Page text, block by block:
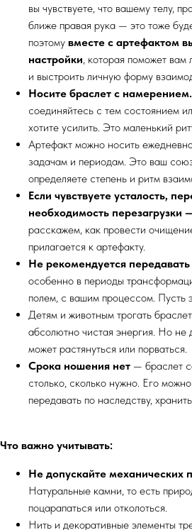
вы чувствуете, что вашему телу,
ближе правая рука — это тоже
поэтому вместе с артефактом
настройки, которая поможет вам
и выстроить личную форму
Носите браслет с намерением.
соединяйтесь с тем состоянием
хотите усилить. Это маленький
Артефакт можно носить
задачам и периодам. Это ваш
определяете степень и ритм
Если чувствуете усталость,
необходимость перезагрузки
расскажем, как провести
прилагается к артефакту.
Не рекомендуется
особенно в периоды
полем, с вашим процессом. Пусть
Детям и животным трогать
абсолютно чистая энергия. Но не
может растянуться или порваться.
Срока ношения нет — браслет
столько, сколько нужно. Его
передавать по наследству,
Что важно учитывать:
Не допускайте механических
Натуральные камни, то есть
поцарапаться или отколоться.
Нить и декоративные элементы